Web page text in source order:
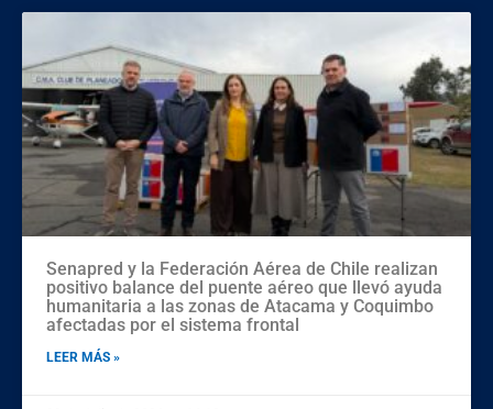
Senapred y la Federación Aérea de Chile realizan
positivo balance del puente aéreo que llevó ayuda
humanitaria a las zonas de Atacama y Coquimbo
afectadas por el sistema frontal
LEER MÁS »